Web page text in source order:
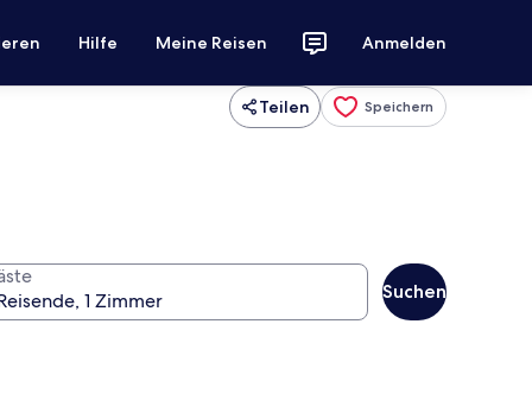
Hilfe Meine Reisen Anmelden
Teilen Speichern
Suchen